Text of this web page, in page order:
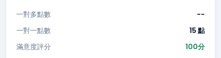
一對多點數
--
一對一點數
15 點
滿意度評分
100分